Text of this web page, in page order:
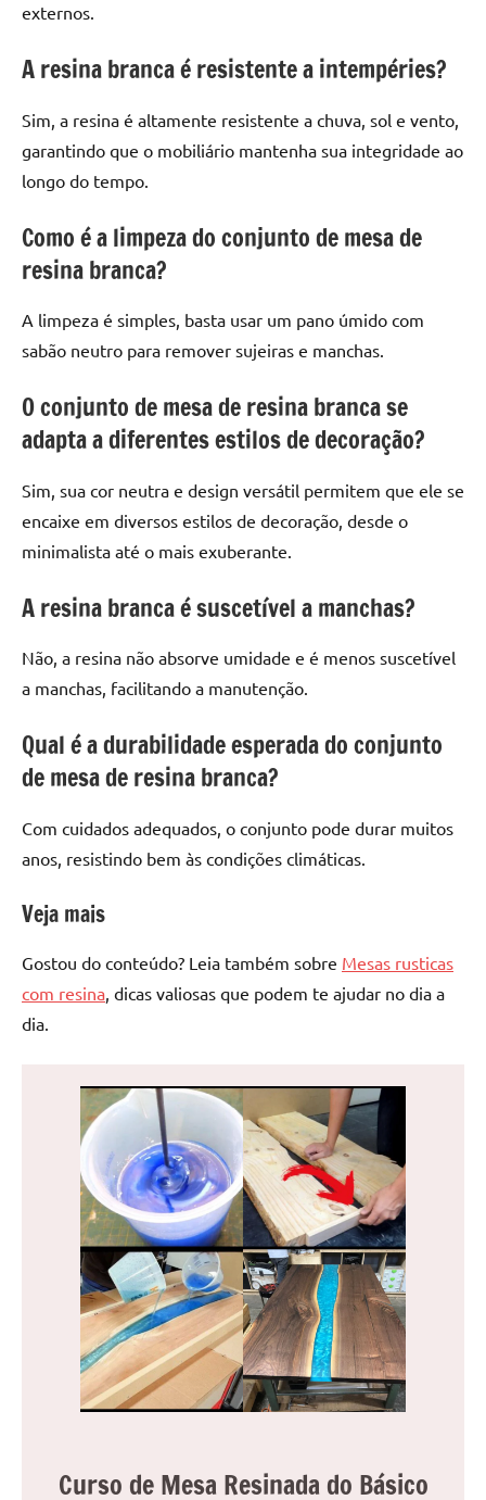
externos.
A resina branca é resistente a intempéries?
Sim, a resina é altamente resistente a chuva, sol e vento,
garantindo que o mobiliário mantenha sua integridade ao
longo do tempo.
Como é a limpeza do conjunto de mesa de
resina branca?
A limpeza é simples, basta usar um pano úmido com
sabão neutro para remover sujeiras e manchas.
O conjunto de mesa de resina branca se
adapta a diferentes estilos de decoração?
Sim, sua cor neutra e design versátil permitem que ele se
encaixe em diversos estilos de decoração, desde o
minimalista até o mais exuberante.
A resina branca é suscetível a manchas?
Não, a resina não absorve umidade e é menos suscetível
a manchas, facilitando a manutenção.
Qual é a durabilidade esperada do conjunto
de mesa de resina branca?
Com cuidados adequados, o conjunto pode durar muitos
anos, resistindo bem às condições climáticas.
Veja mais
Gostou do conteúdo? Leia também sobre Mesas rusticas
com resina , dicas valiosas que podem te ajudar no dia a
dia.
Curso de Mesa Resinada do Básico